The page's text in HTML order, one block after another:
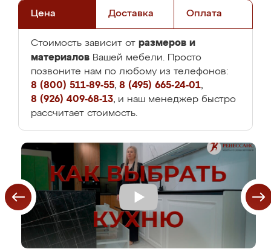
Цена Доставка Оплата
Стоимость зависит от размеров и
материалов Вашей мебели. Просто
позвоните нам по любому из телефонов:
8 (800) 511-89-55, 8 (495) 665-24-01,
8 (926) 409-68-13, и наш менеджер быстро
рассчитает стоимость.